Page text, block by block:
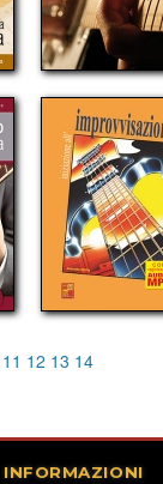
11 12 13 14
INFORMAZIONI